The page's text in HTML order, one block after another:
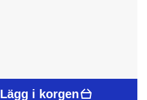
Lägg i korgen